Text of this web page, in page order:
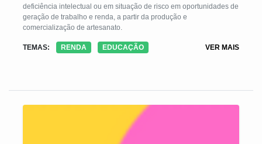
deficiência intelectual ou em situação de risco em oportunidades de
geração de trabalho e renda, a partir da produção e
comercialização de artesanato.
TEMAS: RENDA EDUCAÇÃO VER MAIS